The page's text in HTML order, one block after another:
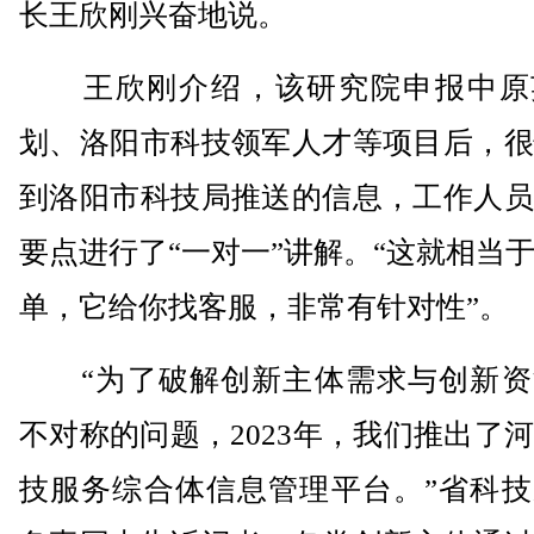
长王欣刚兴奋地说。
王欣刚介绍，该研究院申报中原
划、洛阳市科技领军人才等项目后，
到洛阳市科技局推送的信息，工作人
要点进行了“一对一”讲解。“这就相当
单，它给你找客服，非常有针对性”。
“为了破解创新主体需求与创新资
不对称的问题，2023年，我们推出了
技服务综合体信息管理平台。”省科